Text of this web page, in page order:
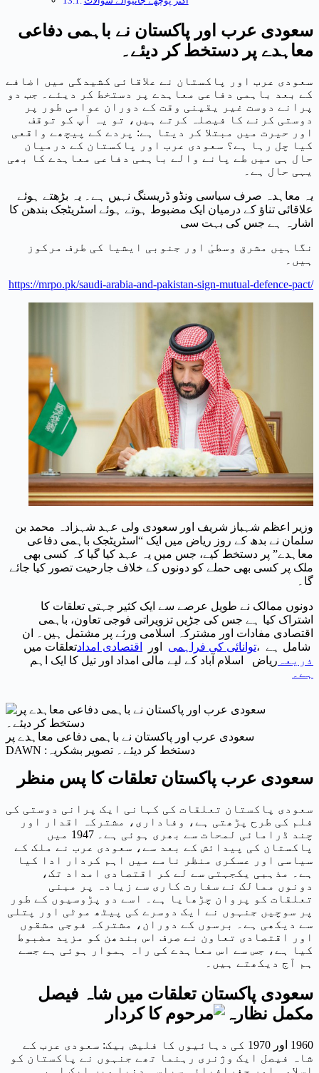
معاہدے پر دستخط کر دیئے۔
سعودی عرب اور پاکستان نے علاقائی کشیدگی میں اضافے
کے بعد باہمی دفاعی معاہدے پر دستخط کر دیئے۔ جب دو
پرانے دوست غیر یقینی وقت کے دوران عوامی طور پر
دوستی کرنے کا فیصلہ کرتے ہیں، تو یہ آپ کو توقف
اور حیرت میں مبتلا کر دیتا ہے: پردے کے پیچھے واقعی
کیا چل رہا ہے؟ سعودی عرب اور پاکستان کے درمیان
حال ہی میں طے پانے والے باہمی دفاعی معاہدے کا بھی
یہی حال ہے۔
یہ معاہدہ صرف سیاسی ونڈو ڈریسنگ نہیں ہے۔ یہ بڑھتے ہوئے
علاقائی تناؤ کے درمیان ایک مضبوط ہوتے ہوئے اسٹریٹجک بندھن کا
اشارہ ہے جس کی بہت سی
نگاہیں مشرق وسطیٰ اور جنوبی ایشیا کی طرف مرکوز
ہیں۔
https://mrpo.pk/saudi-arabia-and-pakistan-sign-mutual-defence-pact/
وزیر اعظم شہباز شریف اور سعودی ولی عہد شہزادہ محمد بن
سلمان نے بدھ کے روز ریاض میں ایک “اسٹریٹجک باہمی دفاعی
معاہدے” پر دستخط کیے، جس میں یہ عہد کیا گیا کہ کسی بھی
ملک پر کسی بھی حملے کو دونوں کے خلاف جارحیت تصور کیا جائے
گا۔
دونوں ممالک نے طویل عرصے سے ایک کثیر جہتی تعلقات کا
اشتراک کیا ہے جس کی جڑیں تزویراتی فوجی تعاون، باہمی
اقتصادی مفادات اور مشترکہ اسلامی ورثے پر مشتمل ہیں۔ ان
تعلقات میںاقتصادی امداد اور توانائی کی فراہمیشامل ہے ،
ریاض اسلام آباد کے لیے مالی امداد اور تیل کا ایک اہم ذریعہ
ہے۔
سعودی عرب اور پاکستان نے باہمی دفاعی معاہدے پر
دستخط کر دیئے۔ تصویر بشکریہ: DAWN
سعودی عرب پاکستان تعلقات کا پس منظر
سعودی پاکستان تعلقات کی کہانی ایک پرانی دوستی کی
فلم کی طرح پڑھتی ہے، وفاداری، مشترکہ اقدار اور
چند ڈرامائی لمحات سے بھری ہوئی ہے۔ 1947 میں
پاکستان کی پیدائش کے بعد سے، سعودی عرب نے ملک کے
سیاسی اور عسکری منظر نامے میں اہم کردار ادا کیا
ہے۔ مذہبی یکجہتی سے لے کر اقتصادی امداد تک،
دونوں ممالک نے سفارت کاری سے زیادہ پر مبنی
تعلقات کو پروان چڑھایا ہے۔ اسے دو پڑوسیوں کے طور
پر سوچیں جنہوں نے ایک دوسرے کی پیٹھ موٹی اور پتلی
سے دیکھی ہے۔ برسوں کے دوران، مشترکہ فوجی مشقوں
اور اقتصادی تعاون نے صرف اس بندھن کو مزید مضبوط
کیا ہے، جس سے اس معاہدے کی راہ ہموار ہوئی ہے جسے
ہم آج دیکھتے ہیں۔
سعودی پاکستان تعلقات میں شاہ فیصل
مرحوم کا کردار
1960 اور 1970 کی دہائیوں کا فلیش بیک: سعودی عرب کے
شاہ فیصل ایک وژنری رہنما تھے جنہوں نے پاکستان کو
اسلامی اور جغرافیائی سیاسی دنیا میں ایک اہم